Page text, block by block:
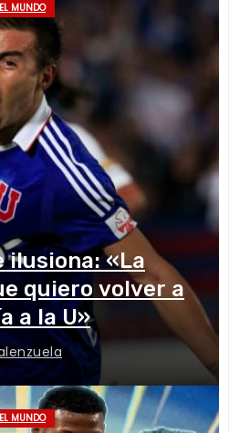
MUNDO
ilusiona: «La
quiero volver a
a la U»
MUNDO